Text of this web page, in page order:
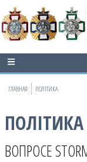
ГЛАВНАЯ ПОЛІТИКА
ПОЛІТИКА
ВОПРОСЕ